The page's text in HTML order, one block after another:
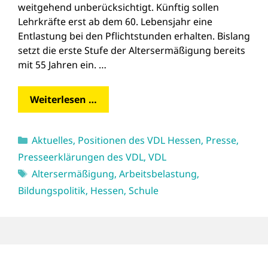
weitgehend unberücksichtigt. Künftig sollen
Lehrkräfte erst ab dem 60. Lebensjahr eine
Entlastung bei den Pflichtstunden erhalten. Bislang
setzt die erste Stufe der Altersermäßigung bereits
mit 55 Jahren ein. …
Weiterlesen …
Kategorien
Aktuelles, Positionen des VDL Hessen, Presse,
Presseerklärungen des VDL, VDL
Schlagwörter
Altersermäßigung, Arbeitsbelastung,
Bildungspolitik, Hessen, Schule